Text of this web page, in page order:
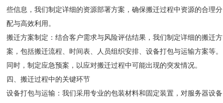
些信息，我们制定详细的资源部署方案，确保搬迁过程中资源的合理分
配与高效利用。
搬迁方案制定：结合客户需求与风险评估结果，我们制定详细的搬迁方
案，包括搬迁流程、时间表、人员组织安排、设备打包与运输方案等。
同时，制定应急预案，以应对搬迁过程中可能出现的突发情况。
四、搬迁过程中的关键环节
设备打包与运输：我们采用专业的包装材料和固定装置，对服务器设备